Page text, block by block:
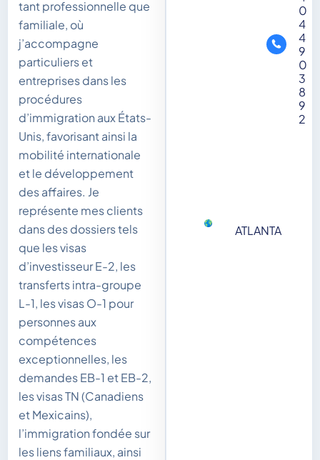
tant professionnelle que
familiale, où
j’accompagne
particuliers et
entreprises dans les
procédures
d’immigration aux États-
Unis, favorisant ainsi la
mobilité internationale
et le développement
des affaires. Je
représente mes clients
dans des dossiers tels
que les visas
d’investisseur E-2, les
transferts intra-groupe
L-1, les visas O-1 pour
personnes aux
compétences
exceptionnelles, les
demandes EB-1 et EB-2,
les visas TN (Canadiens
et Mexicains),
l’immigration fondée sur
les liens familiaux, ainsi
ATLANTA
0
4
4
9
0
3
8
9
2‬